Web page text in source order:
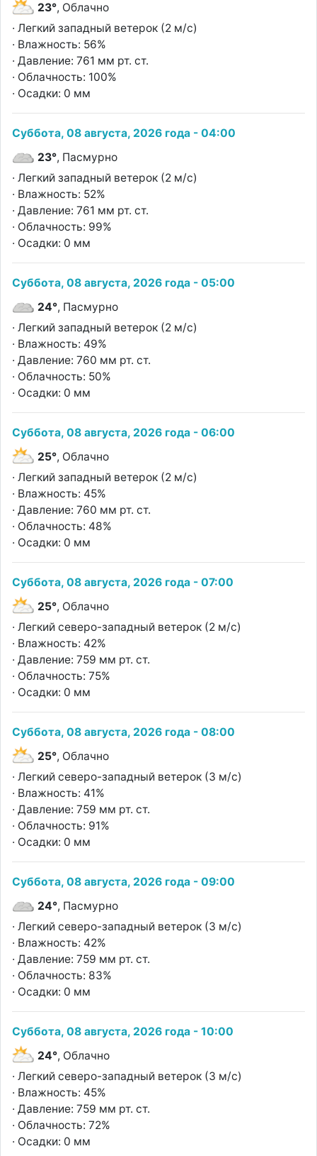
23°, Облачно
· Легкий западный ветерок (2 м/с)
· Влажность: 56%
· Давление: 761 мм рт. ст.
· Облачность: 100%
· Осадки: 0 мм
Суббота, 08 августа, 2026 года - 04:00
23°, Пасмурно
· Легкий западный ветерок (2 м/с)
· Влажность: 52%
· Давление: 761 мм рт. ст.
· Облачность: 99%
· Осадки: 0 мм
Суббота, 08 августа, 2026 года - 05:00
24°, Пасмурно
· Легкий западный ветерок (2 м/с)
· Влажность: 49%
· Давление: 760 мм рт. ст.
· Облачность: 50%
· Осадки: 0 мм
Суббота, 08 августа, 2026 года - 06:00
25°, Облачно
· Легкий западный ветерок (2 м/с)
· Влажность: 45%
· Давление: 760 мм рт. ст.
· Облачность: 48%
· Осадки: 0 мм
Суббота, 08 августа, 2026 года - 07:00
25°, Облачно
· Легкий северо-западный ветерок (2 м/с)
· Влажность: 42%
· Давление: 759 мм рт. ст.
· Облачность: 75%
· Осадки: 0 мм
Суббота, 08 августа, 2026 года - 08:00
25°, Облачно
· Легкий северо-западный ветерок (3 м/с)
· Влажность: 41%
· Давление: 759 мм рт. ст.
· Облачность: 91%
· Осадки: 0 мм
Суббота, 08 августа, 2026 года - 09:00
24°, Пасмурно
· Легкий северо-западный ветерок (3 м/с)
· Влажность: 42%
· Давление: 759 мм рт. ст.
· Облачность: 83%
· Осадки: 0 мм
Суббота, 08 августа, 2026 года - 10:00
24°, Облачно
· Легкий северо-западный ветерок (3 м/с)
· Влажность: 45%
· Давление: 759 мм рт. ст.
· Облачность: 72%
· Осадки: 0 мм